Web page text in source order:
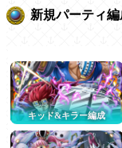
新規パーティ
キッド&キラー編成